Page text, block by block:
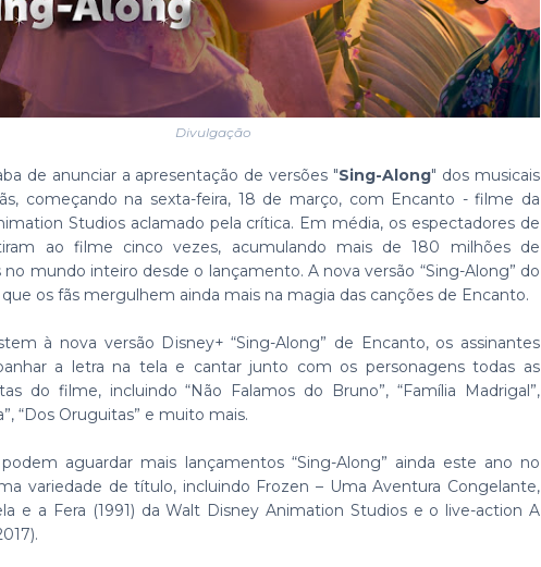
Divulgação
de anunciar a apresentação de versões "Sing-Along" dos musicais
começando na sexta-feira, 18 de março, com Encanto - filme da
Studios aclamado pela crítica. Em média, os espectadores de
ao filme cinco vezes, acumulando mais de 180 milhões de
no mundo inteiro desde o lançamento. A nova versão “Sing-Along” do
os fãs mergulhem ainda mais na magia das canções de Encanto.
à nova versão Disney+ “Sing-Along” de Encanto, os assinantes
a letra na tela e cantar junto com os personagens todas as
do filme, incluindo “Não Falamos do Bruno”, “Família Madrigal”,
“Dos Oruguitas” e muito mais.
aguardar mais lançamentos “Sing-Along” ainda este ano no
variedade de título, incluindo Frozen – Uma Aventura Congelante,
e a Fera (1991) da Walt Disney Animation Studios e o live-action A